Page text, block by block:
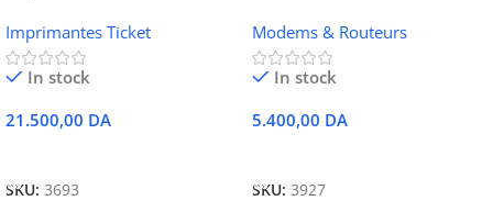
Ethernet
Imprimantes Ticket
In stock
21.500,00 DA
SKU: 3693
Modems & Routeurs
In stock
5.400,00 DA
SKU: 3927